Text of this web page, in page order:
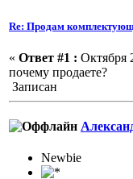
Re: Продам
« Ответ #1 : Октября
почему продаете?
Записан
Newbie